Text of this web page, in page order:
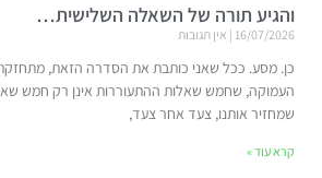
והגיע תורה של השאלה השלישית…
16/07/2026 אין תגובות
כן. מסע. ככל שאני כותבת את הסדרה הזאת,
העמוקה, שחמש שאלות ההתעוררות אינן רק חמש
שמחזיר אותנו, צעד אחר צעד,
קרא עוד »